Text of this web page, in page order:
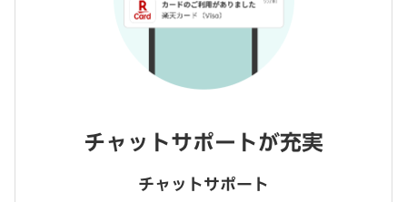
チャットサポートが充実
チャットサポート